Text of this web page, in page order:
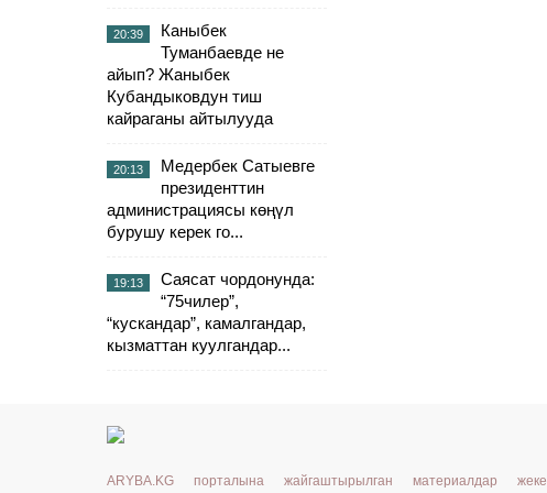
20:39
Каныбек
Туманбаевде не
айып? Жаныбек
Кубандыковдун тиш
кайраганы айтылууда
20:13
Медербек Сатыевге
президенттин
администрациясы көңүл
бурушу керек го...
19:13
Саясат чордонунда:
“75чилер”,
“кускандар”, камалгандар,
кызматтан куулгандар...
ARYBA.KG порталына жайгаштырылган материалдар жеке